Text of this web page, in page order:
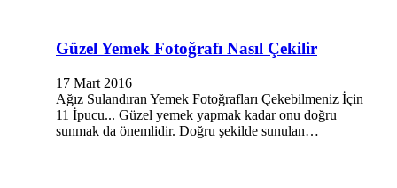
Güzel Yemek Fotoğrafı Nasıl Çekilir
17 Mart 2016
Ağız Sulandıran Yemek Fotoğrafları Çekebilmeniz İçin
11 İpucu... Güzel yemek yapmak kadar onu doğru
sunmak da önemlidir. Doğru şekilde sunulan…